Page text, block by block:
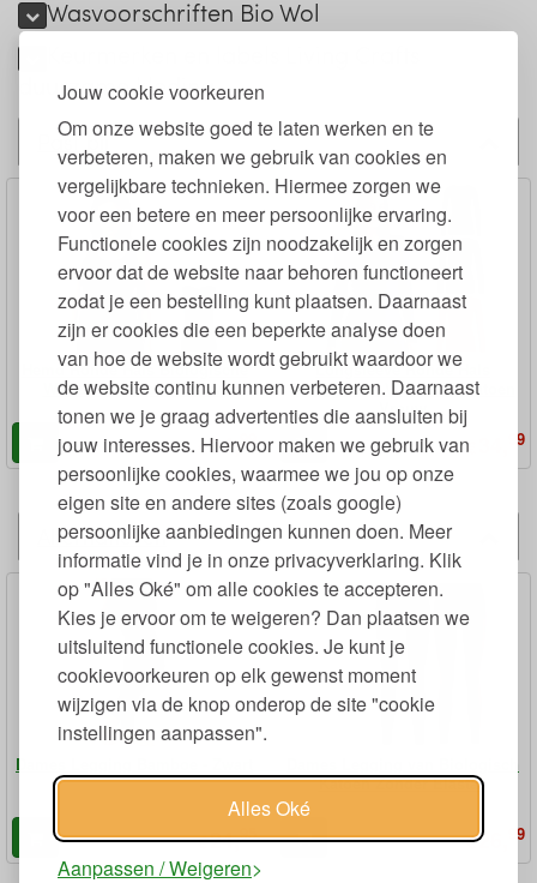
Jouw cookie voorkeuren
Om onze website goed te laten werken en te
verbeteren, maken we gebruik van cookies en
vergelijkbare technieken. Hiermee zorgen we
voor een betere en meer persoonlijke ervaring.
Functionele cookies zijn noodzakelijk en zorgen
ervoor dat de website naar behoren functioneert
zodat je een bestelling kunt plaatsen. Daarnaast
zijn er cookies die een beperkte analyse doen
van hoe de website wordt gebruikt waardoor we
de website continu kunnen verbeteren. Daarnaast
tonen we je graag advertenties die aansluiten bij
jouw interesses. Hiervoor maken we gebruik van
persoonlijke cookies, waarmee we jou op onze
eigen site en andere sites (zoals google)
persoonlijke aanbiedingen kunnen doen. Meer
informatie vind je in onze privacyverklaring. Klik
op "Alles Oké" om alle cookies te accepteren.
Kies je ervoor om te weigeren? Dan plaatsen we
uitsluitend functionele cookies. Je kunt je
cookievoorkeuren op elk gewenst moment
wijzigen via de knop onderop de site "cookie
instellingen aanpassen".
Alles Oké
Aanpassen / Weigeren
Wasvoorschriften Bio Wol
duurzame kleding
Past bij
Hemd Ronde Hals Biologische
Wol en Biokatoen Vrouw
€34,99
Longsleeve Ronde Hals
Biologische Wol en Biokatoen
Vrouw
€ 99
Alternatieven
Dames Legging Bamboe - Zwart
€24,95
Katoen Zonder Elastan
€26, 99